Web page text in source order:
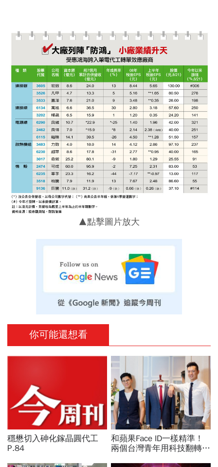
▲點擊圖片放大
你可能還想看
穩懋切入砷化鎵晶圓代工
P.84
和蘋果Face ID一樣精準！
兩個台灣青年用科技翻轉服